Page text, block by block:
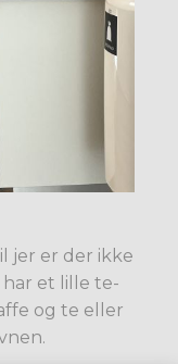
jer er der ikke
har et lille te-
og te eller